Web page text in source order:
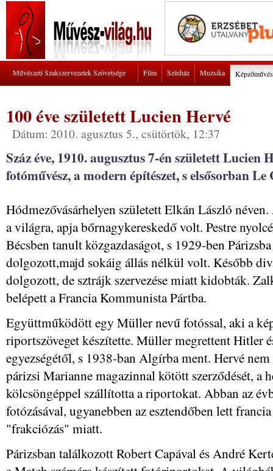
Művészeti Szakszervezetek Szövetsége Film Színház Muzsika
100 éve született Lucien Hervé
Dátum: 2010. agusztus 5., csütörtök, 12:37
Száz éve, 1910. augusztus 7-én született Lucien
fotóművész, a modern építészet, s elsősorban
Hódmezővásárhelyen született Elkán László
a világra, apja bőrnagykereskedő volt. Pestre
Bécsben tanult közgazdaságot, s 1929-ben
dolgozott,majd sokáig állás nélkül volt. Később
dolgozott, de sztrájk szervezése miatt kidobták.
belépett a Francia Kommunista Pártba.
Együttműködött egy Müller nevű fotóssal, aki a
riportszöveget készítette. Müller megrettent Hitler
egyezségétől, s 1938-ban Algírba ment. Hervé
párizsi Marianne magazinnal kötött szerződését, a
kölcsöngéppel szállította a riportokat. Abban az
fotózásával, ugyanebben az esztendőben lett
"frakciózás" miatt.
Párizsban találkozott Robert Capával és André